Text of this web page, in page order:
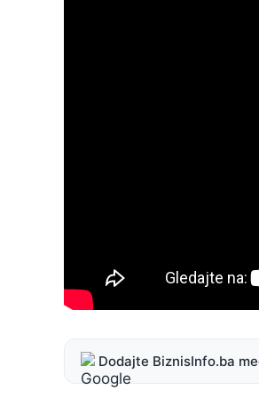
Dodajte BiznisInfo.ba